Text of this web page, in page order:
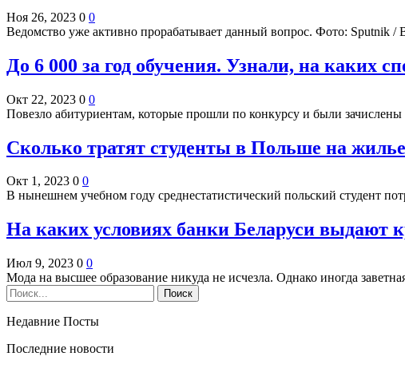
Ноя 26, 2023 0 0
Ведомство уже активно прорабатывает данный вопрос. Фото: Sputnik
До 6 000 за год обучения. Узнали, на каких
Окт 22, 2023 0 0
Повезло абитуриентам, которые прошли по конкурсу и были
Сколько тратят студенты в Польше на
Окт 1, 2023 0 0
В нынешнем учебном году среднестатистический польский студент
На каких условиях банки Беларуси выдают
Июл 9, 2023 0 0
Мода на высшее образование никуда не исчезла. Однако иногда
Недавние Посты
Последние новости